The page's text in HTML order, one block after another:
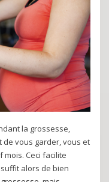
la grossesse,
vous garder, vous et
Ceci facilite
suffit alors de bien